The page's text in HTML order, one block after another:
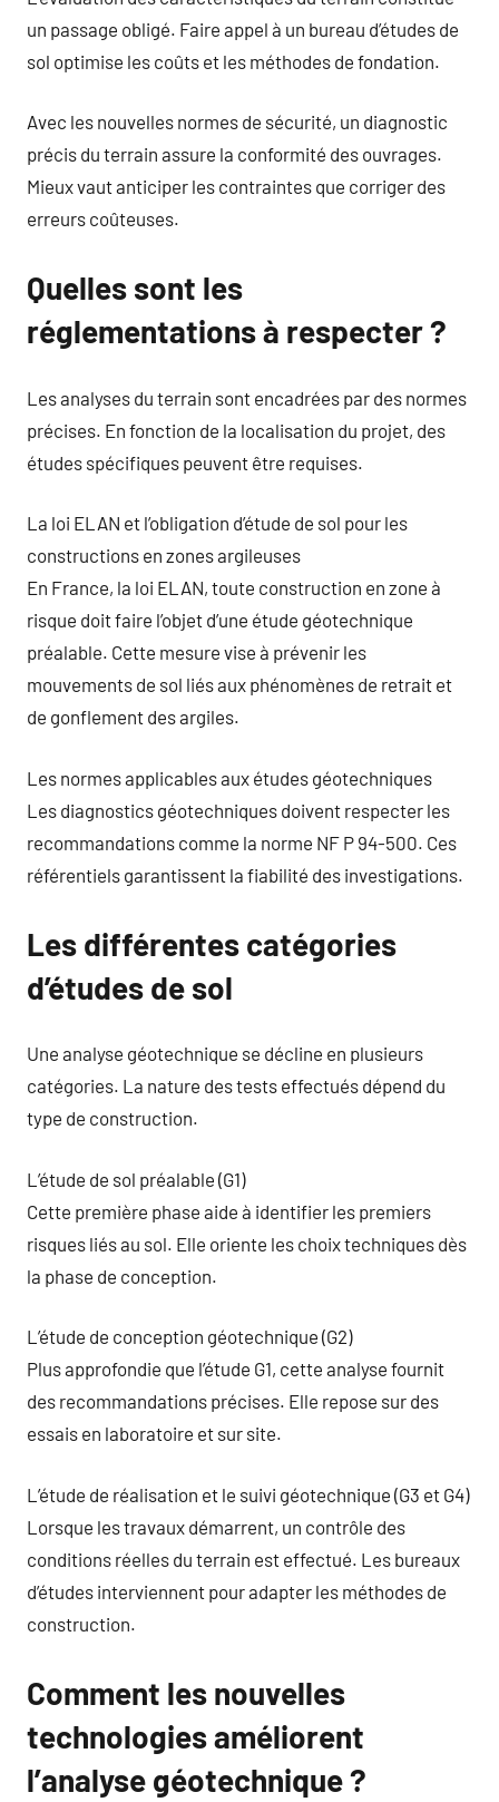
un passage obligé. Faire appel à un bureau d’études de
sol optimise les coûts et les méthodes de fondation.
Avec les nouvelles normes de sécurité, un diagnostic
précis du terrain assure la conformité des ouvrages.
Mieux vaut anticiper les contraintes que corriger des
erreurs coûteuses.
Quelles sont les
réglementations à respecter ?
Les analyses du terrain sont encadrées par des normes
précises. En fonction de la localisation du projet, des
études spécifiques peuvent être requises.
La loi ELAN et l’obligation d’étude de sol pour les
constructions en zones argileuses
En France, la loi ELAN, toute construction en zone à
risque doit faire l’objet d’une étude géotechnique
préalable. Cette mesure vise à prévenir les
mouvements de sol liés aux phénomènes de retrait et
de gonflement des argiles.
Les normes applicables aux études géotechniques
Les diagnostics géotechniques doivent respecter les
recommandations comme la norme NF P 94-500. Ces
référentiels garantissent la fiabilité des investigations.
Les différentes catégories
d’études de sol
Une analyse géotechnique se décline en plusieurs
catégories. La nature des tests effectués dépend du
type de construction.
L’étude de sol préalable (G1)
Cette première phase aide à identifier les premiers
risques liés au sol. Elle oriente les choix techniques dès
la phase de conception.
L’étude de conception géotechnique (G2)
Plus approfondie que l’étude G1, cette analyse fournit
des recommandations précises. Elle repose sur des
essais en laboratoire et sur site.
L’étude de réalisation et le suivi géotechnique (G3 et G4)
Lorsque les travaux démarrent, un contrôle des
conditions réelles du terrain est effectué. Les bureaux
d’études interviennent pour adapter les méthodes de
construction.
Comment les nouvelles
technologies améliorent
l’analyse géotechnique ?